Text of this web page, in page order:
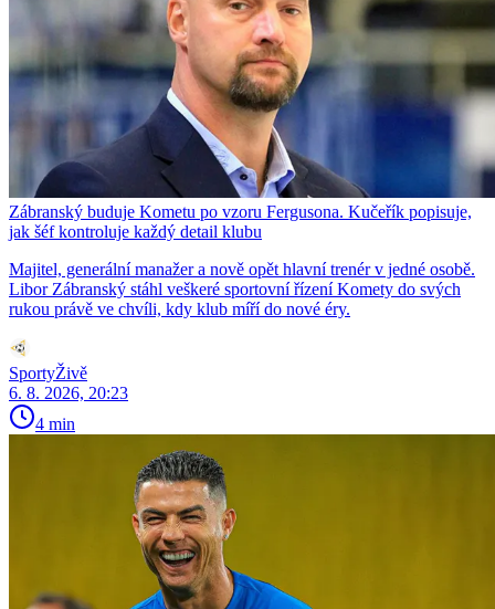
Zábranský buduje Kometu po vzoru Fergusona. Kučeřík popisuje,
jak šéf kontroluje každý detail klubu
Majitel, generální manažer a nově opět hlavní trenér v jedné osobě.
Libor Zábranský stáhl veškeré sportovní řízení Komety do svých
rukou právě ve chvíli, kdy klub míří do nové éry.
SportyŽivě
6. 8. 2026, 20:23
4 min